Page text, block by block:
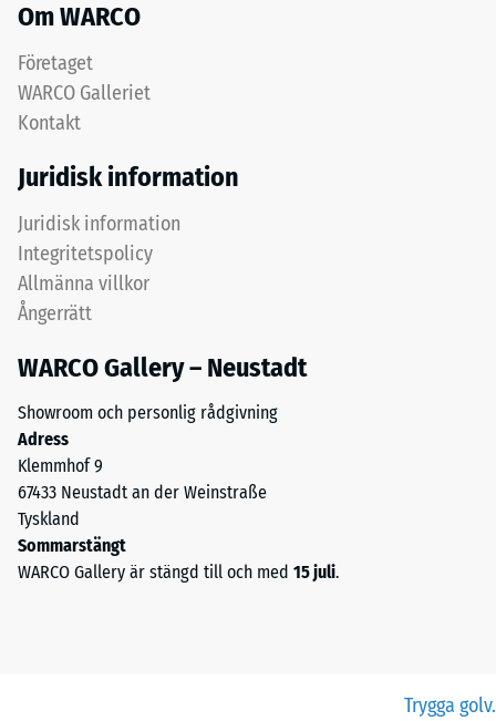
Om WARCO
Företaget
WARCO Galleriet
Kontakt
Juridisk information
Juridisk information
Integritetspolicy
Allmänna villkor
Ångerrätt
WARCO Gallery – Neustadt
Showroom och personlig rådgivning
Adress
Klemmhof 9
67433 Neustadt an der Weinstraße
Tyskland
Sommarstängt
WARCO Gallery är stängd till och med 15 juli.
Trygga golv.